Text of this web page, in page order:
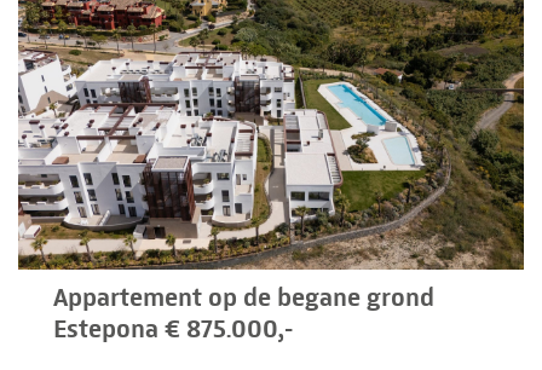
Appartement op de begane grond
Estepona € 875.000,-